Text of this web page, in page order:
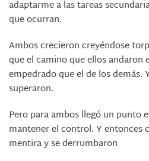
adaptarme a las tareas
que ocurran.
Ambos crecieron creyéndose
que el camino que ellos andaron
empedrado que el de los demás.
superaron.
Pero para ambos llegó un punto
mantener el control. Y entonces
mentira y se derrumbaron